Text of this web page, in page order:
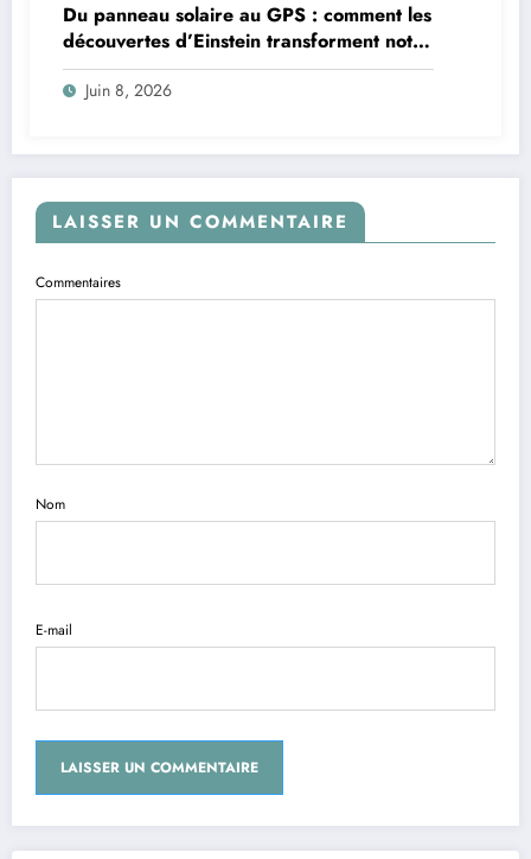
Du panneau solaire au GPS : comment les
découvertes d’Einstein transforment notre
quotidien
Juin 8, 2026
LAISSER UN COMMENTAIRE
Commentaires
Nom
E-mail